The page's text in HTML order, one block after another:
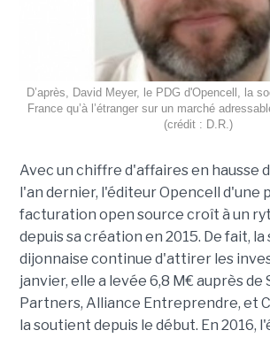
D’après, David Meyer, le PDG d'Opencell, la
France qu’à l’étranger sur un marché
(crédit : D.R.)
Avec un chiffre d'affaires en hausse
l'an dernier, l'éditeur Opencell d'une
facturation open source croît à un
depuis sa création en 2015. De fait,
dijonnaise continue d'attirer les
janvier, elle a levée 6,8 M€ auprès
Partners, Alliance Entreprendre, et
la soutient depuis le début. En 2016,